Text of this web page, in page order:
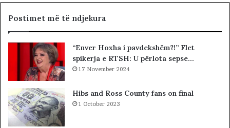
k
,
d
l
r
a
Postimet më të ndjekura
“Enver Hoxha i pavdekshëm?!” Flet
spikerja e RTSH: U përlota sepse…
17 November 2024
Hibs and Ross County fans on final
1 October 2023